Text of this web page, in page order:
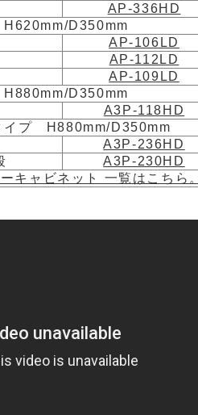
AP-336HD
D350mm
AP-106LD
AP-112LD
AP-109LD
D350mm
A3P-118HD
イプ H880mm/D350mm
A3P-236HD
A3P-230HD
キャビネット 一覧はこちら。